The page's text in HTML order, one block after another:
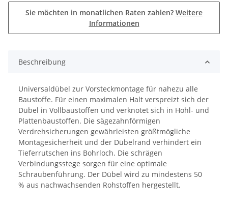
Sie möchten in monatlichen Raten zahlen? Weitere
Informationen
Beschreibung
Universaldübel zur Vorsteckmontage für nahezu alle
Baustoffe. Für einen maximalen Halt verspreizt sich der
Dübel in Vollbaustoffen und verknotet sich in Hohl- und
Plattenbaustoffen. Die sägezahnförmigen
Verdrehsicherungen gewährleisten größtmögliche
Montagesicherheit und der Dübelrand verhindert ein
Tieferrutschen ins Bohrloch. Die schrägen
Verbindungsstege sorgen für eine optimale
Schraubenführung. Der Dübel wird zu mindestens 50
% aus nachwachsenden Rohstoffen hergestellt.